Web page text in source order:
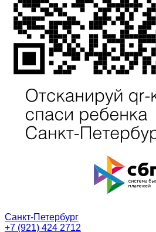
Санкт-Петербург
+7 (921) 424 2712